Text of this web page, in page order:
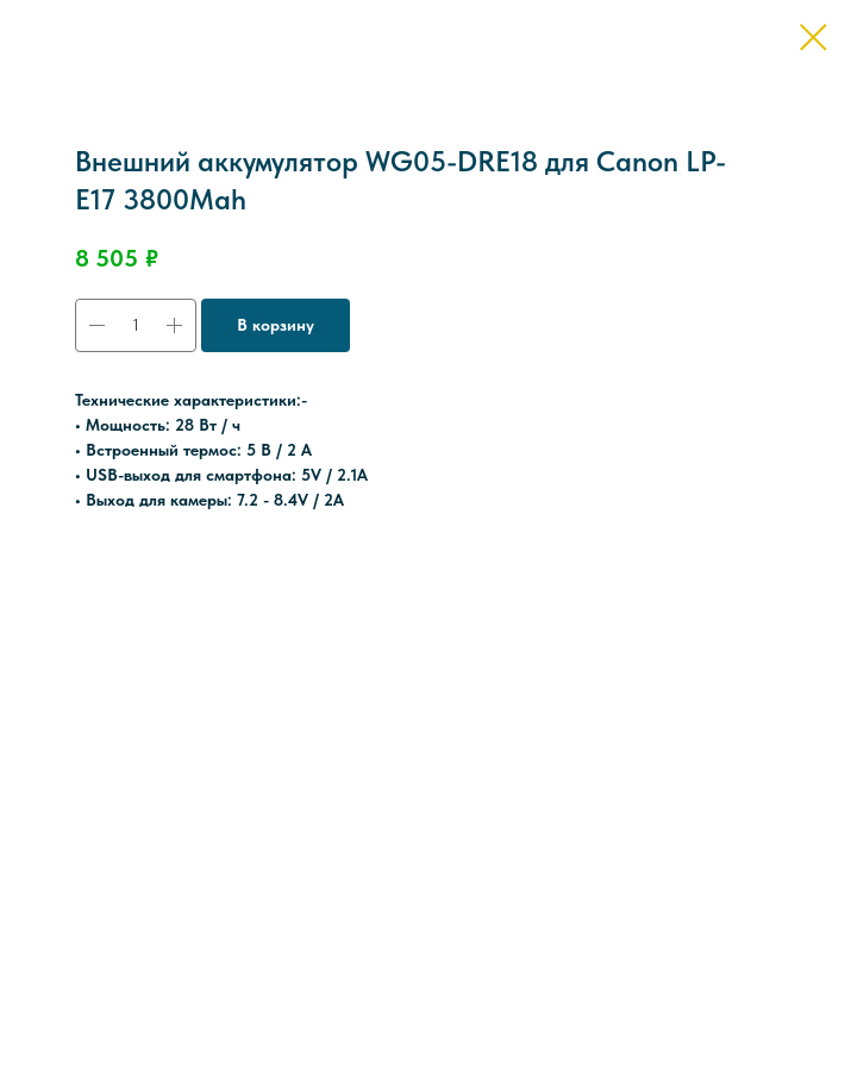
Внешний аккумулятор WG05-DRE18 для Canon LP-
E17 3800Mah
8 505 ₽
В корзину
Технические характеристики:-
• Мощность: 28 Вт / ч
• Встроенный термос: 5 В / 2 А
• USB-выход для смартфона: 5V / 2.1A
• Выход для камеры: 7.2 - 8.4V / 2A